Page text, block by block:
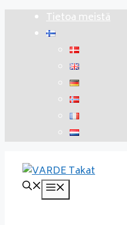
sisältöön
Tietoa meistä